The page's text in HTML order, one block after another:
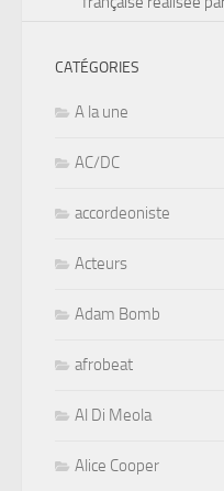
CATÉGORIES
A la une
AC/DC
accordeoniste
Acteurs
Adam Bomb
afrobeat
Al Di Meola
Alice Cooper